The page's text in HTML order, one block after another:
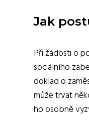
Jak
Při žádosti o
sociálního
doklad o
může trvat
ho osobně